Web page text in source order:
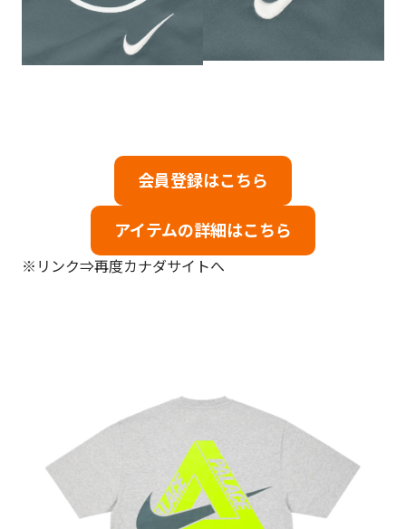
会員登録はこちら
アイテムの詳細はこちら
※リンク⇒再度カナダサイトへ